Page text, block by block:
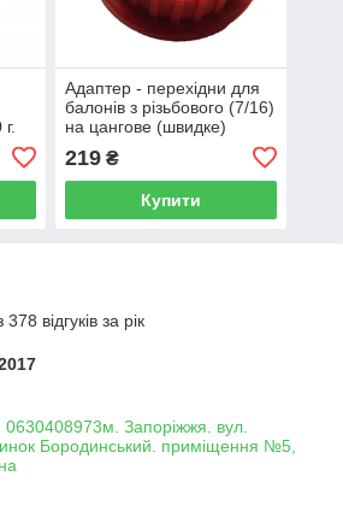
Адаптер - перехідни для
балонів з різьбового (7/16)
на цангове (швидке)
44V172
219₴
Купити
відгуків за рік
Запоріжжя. вул.
Бородинський. приміщення №5,